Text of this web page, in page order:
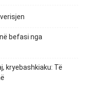
befasi nga
kryebashkiaku: Të